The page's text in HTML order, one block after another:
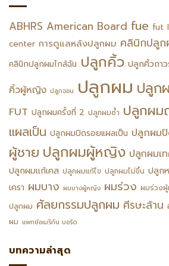
ABHRS American Board fue fut
center การดูแลหลังปลูกผม คลินิกปลูก
คลินิกปลูกผมไกล้ฉัน ปลูกคิ้ว ปลูกคิ้วถา
คิ้วผู้หญิง ปลูกจอน ปลูกผม ปลูก
FUT ปลูกผมครั้งที่ 2 ปลูกผมซ้ำ ปลูกผม
แผลเป็น ปลูกผมปิดรอยแผลเป็น ปลูกผม
ผู้ชาย ปลูกผมผู้หญิง ปลูกผมเ
ปลูกผมแก้เคส ปลูกผมแก้ไข ปลูกผมไม่ขึ้น ปลูก
เครา ผมบาง ผมบางผู้หญิง ผมร่วง ผมร่วง
ปลูกผม ศัลยกรรมปลูกผม ศีรษะล้าน
ผม แพทย์อเมริกัน บอร์ด
บทความล่าสุด